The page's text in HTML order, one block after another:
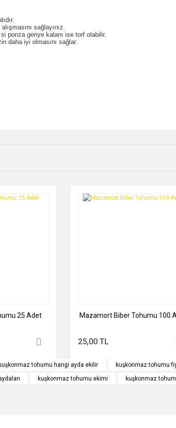
sağlayınız.
ponza geriye kalanı ise torf olabilir.
daha iyi olmasını sağlar.
25 Adet Mazamort Biber Tohumu 100
25,00 TL
kuşkonmaz tohumu hangi ayda ekilir kuşkonmaz tohumu
kuşkonmaz tohumu ekimi
kuşkonmaz